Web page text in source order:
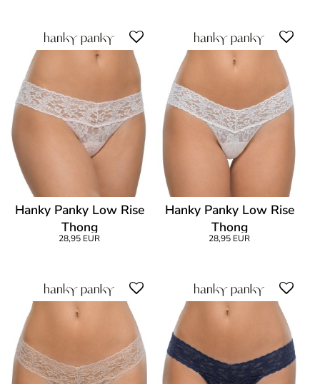
Hanky Panky Low Rise
Thong
28,95 EUR
Hanky Panky Low Rise
Thong
28,95 EUR